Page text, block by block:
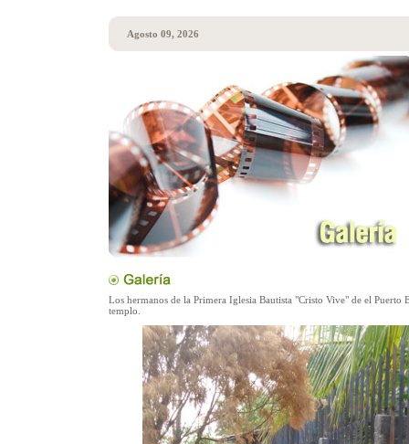
Agosto 09, 2026
Los hermanos de la Primera Iglesia Bautista "Cristo Vive" de el Puerto
templo.